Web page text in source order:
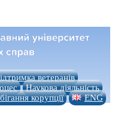
ветеранів
Наукова діяльність
корупції ENG